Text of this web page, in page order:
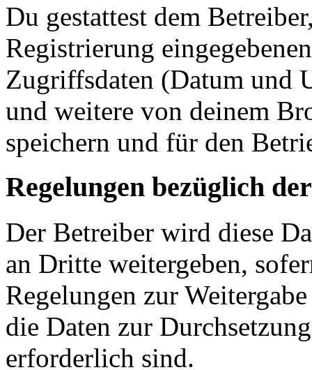
Du gestattest dem
Registrierung
Zugriffsdaten (Datum und
und weitere von deinem
speichern und für den
Regelungen bezüglich
Der Betreiber wird diese
an Dritte weitergeben,
Regelungen zur
die Daten zur
erforderlich sind.